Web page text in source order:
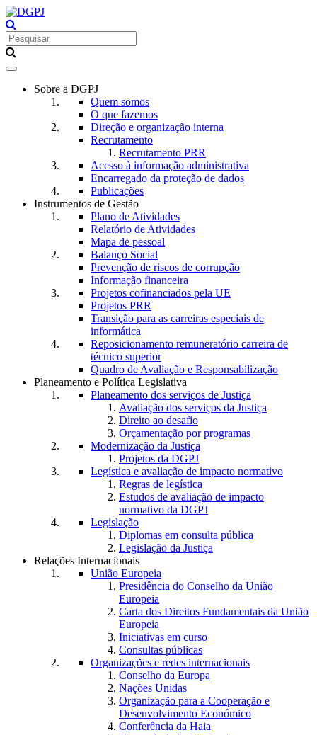
Toggle
navigationSobre a DGPJ
Quem somos
O que fazemos
Direção e organização interna
Recrutamento
Recrutamento PRR
Acesso à informação administrativa
Encarregado da proteção de dados
Publicações
Instrumentos de Gestão
Plano de Atividades
Relatório de Atividades
Mapa de pessoal
Balanço Social
Prevenção de riscos de corrupção
Informação financeira
Projetos cofinanciados pela UE
Projetos PRR
Transição para as carreiras especiais de
informática
Reposicionamento remuneratório carreira de
técnico superior
Quadro de Avaliação e Responsabilização
Planeamento e Política Legislativa
Planeamento dos serviços de Justiça
Avaliação dos serviços da Justiça
Direito ao desafio
Orçamentação por programas
Modernização da Justiça
Projetos da DGPJ
Legística e avaliação de impacto normativo
Regras de legística
Estudos de avaliação de impacto
normativo da DGPJ
Legislação
Diplomas em consulta pública
Legislação da Justiça
Relações Internacionais
União Europeia
Presidência do Conselho da União
Europeia
Carta dos Direitos Fundamentais da União
Europeia
Iniciativas em curso
Consultas públicas
Organizações e redes internacionais
Conselho da Europa
Nações Unidas
Organização para a Cooperação e
Desenvolvimento Económico
Conferência da Haia